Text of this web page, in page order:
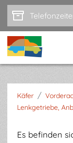
Zum Hauptinhalt
Käfer /
Lenkgetriebe,
Es befinden